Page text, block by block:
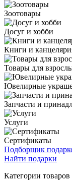
Зоотовары
Досуг и хобби
Книги и
Товары для
Ювелирные
Запчасти и
Услуги
Сертификаты
Подборщик
Найти подарки
Категории товаров